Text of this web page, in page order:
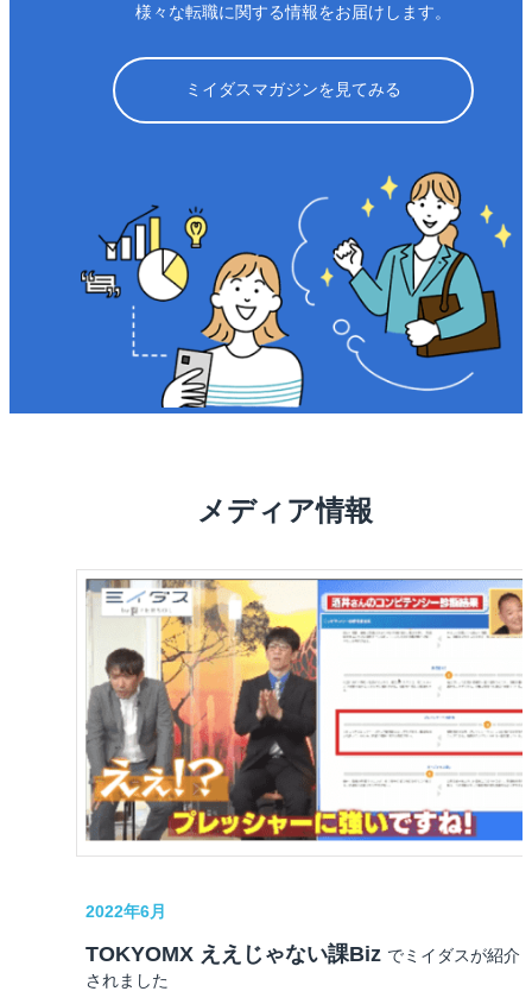
様々な転職に関する情報をお届けします。
ミイダスマガジンを見てみる
メディア情報
2022年6月
TOKYOMX ええじゃない課Biz でミイダスが紹介
されました